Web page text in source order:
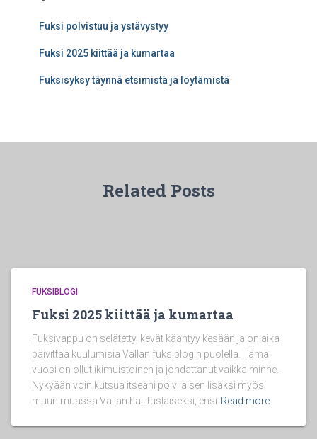
Fuksi polvistuu ja ystävystyy
Fuksi 2025 kiittää ja kumartaa
Fuksisyksy täynnä etsimistä ja löytämistä
Related Posts
FUKSIBLOGI
Fuksi 2025 kiittää ja kumartaa
Fuksivappu on selätetty, kevät kääntyy kesään ja on aika
päivittää kuulumisia Vallan fuksiblogin puolella. Tämä
vuosi on ollut ikimuistoinen ja johdattanut vaikka minne.
Nykyään voin kutsua itseäni polvilaisen lisäksi myös
muun muassa Vallan hallituslaiseksi, ensi Read more